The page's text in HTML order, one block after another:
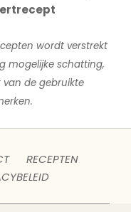
wordt verstrekt
mogelijke schatting,
de gebruikte
RECEPTEN